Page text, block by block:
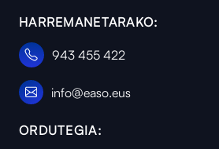
HARREMANETARAKO:
943 455 422
info@easo.eus
ORDUTEGIA: